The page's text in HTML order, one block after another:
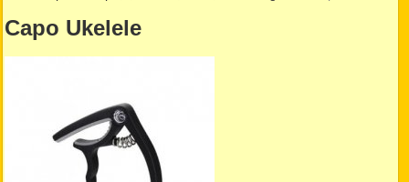
Capo Ukelele